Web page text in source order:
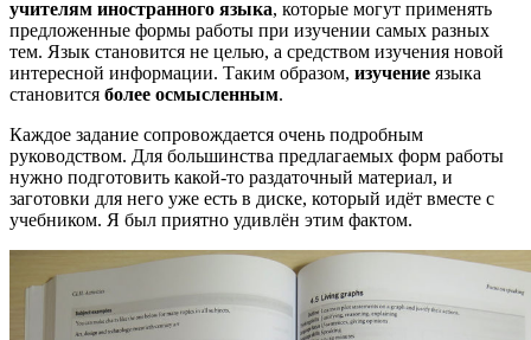
учителям иностранного языка, которые могут применять
предложенные формы работы при изучении самых разных
тем. Язык становится не целью, а средством изучения новой
интересной информации. Таким образом, изучение языка
становится более осмысленным.
Каждое задание сопровождается очень подробным
руководством. Для большинства предлагаемых форм работы
нужно подготовить какой-то раздаточный материал, и
заготовки для него уже есть в диске, который идёт вместе с
учебником. Я был приятно удивлён этим фактом.